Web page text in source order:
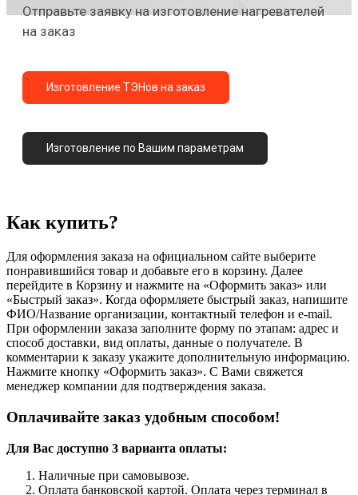
Отправьте заявку на изготовление нагревателей
на заказ
Изготовление ТЭНов на заказ
Изготовление по Вашим параметрам
Как купить?
Для оформления заказа на официальном сайте выберите
понравившийся товар и добавьте его в корзину. Далее
перейдите в Корзину и нажмите на «Оформить заказ» или
«Быстрый заказ». Когда оформляете быстрый заказ, напишите
ФИО/Название организации, контактный телефон и e-mail.
При оформлении заказа заполните форму по этапам: адрес и
способ доставки, вид оплаты, данные о получателе. В
комментарии к заказу укажите дополнительную информацию.
Нажмите кнопку «Оформить заказ». С Вами свяжется
менеджер компании для подтверждения заказа.
Оплачивайте заказ удобным способом!
Для Вас доступно 3 варианта оплаты:
Наличные при самовывозе.
Оплата банковской картой. Оплата через терминал в